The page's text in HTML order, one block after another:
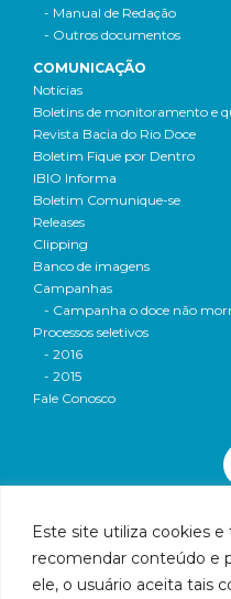
Este site utiliza cookies
recomendar conteúdo e
ele, o usuário aceita tais
- Manual de Redação
- Outros documentos
COMUNICAÇÃO
Notícias
Boletins de monitoramento e
Revista Bacia do Rio Doce
Boletim Fique por Dentro
IBIO Informa
Boletim Comunique-se
Releases
Clipping
Banco de imagens
Campanhas
- Campanha o doce não
Processos seletivos
- 2016
- 2015
Fale Conosco
© 2016